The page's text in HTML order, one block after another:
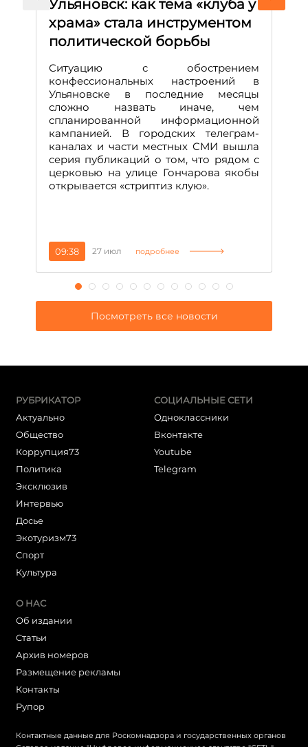
Ульяновск: как тема «клуба у
храма» стала инструментом
политической борьбы
Ситуацию с обострением
конфессиональных настроений в
Ульяновске в последние месяцы
сложно назвать иначе, чем
спланированной информационной
кампанией. В городских телеграм-
каналах и части местных СМИ вышла
серия публикаций о том, что рядом с
церковью на улице Гончарова якобы
открывается «стриптиз клую».
09:38 27 июл подробнее
Посмотреть все новости
РУБРИКАТОР
Актуально
Общество
Коррупция73
Политика
Эксклюзив
Интервью
Досье
Экотуризм73
Cпорт
Культура
СОЦИАЛЬНЫЕ СЕТИ
Одноклассники
Вконтакте
Youtube
Telegram
О НАС
Об издании
Статьи
Архив номеров
Размещение рекламы
Контакты
Рупор
Контактные данные для Роскомнадзора и государственных органов